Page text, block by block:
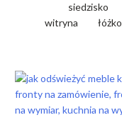
siedzisko
witryna
łóżko